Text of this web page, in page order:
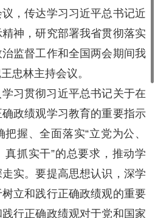
，传达学习习近平总书记近
神，研究部署我省贯彻落实
监督工作和全国两会期间我
忠林主持会议。
习贯彻习近平总书记关于在
政绩观学习教育的重要指示
握、全面落实“立党为公、
抓实干”的总要求，推动学
实。要提高思想认识，深学
立和践行正确政绩观的重要
行正确政绩观对于党和国家